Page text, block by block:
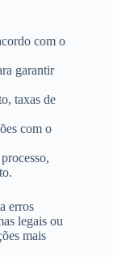
com o
garantir
taxas de
com o
erros
legais ou
mais